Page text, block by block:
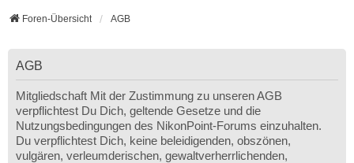
Foren-Übersicht AGB
AGB
Mitgliedschaft Mit der Zustimmung zu unseren AGB
verpflichtest Du Dich, geltende Gesetze und die
Nutzungsbedingungen des NikonPoint-Forums einzuhalten.
Du verpflichtest Dich, keine beleidigenden, obszönen,
vulgären, verleumderischen, gewaltverherrlichenden,